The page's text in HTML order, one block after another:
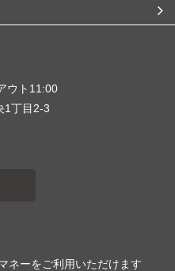
ウト11:00
丁目2-3
ネーをご利用いただけます